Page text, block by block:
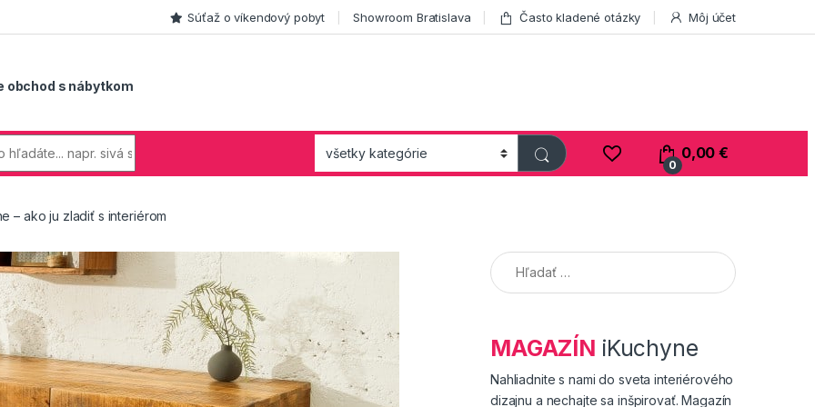
Súťaž o víkendový pobyt Showroom Bratislava Často kladené otázky Môj účet
obchod s nábytkom
0
0,00€
– ako ju zladiť s interiérom
Hľadať:
MAGAZÍN iKuchyne
Nahliadnite s nami do sveta interiérového
dizajnu a nechajte sa inšpirovať. Magazín